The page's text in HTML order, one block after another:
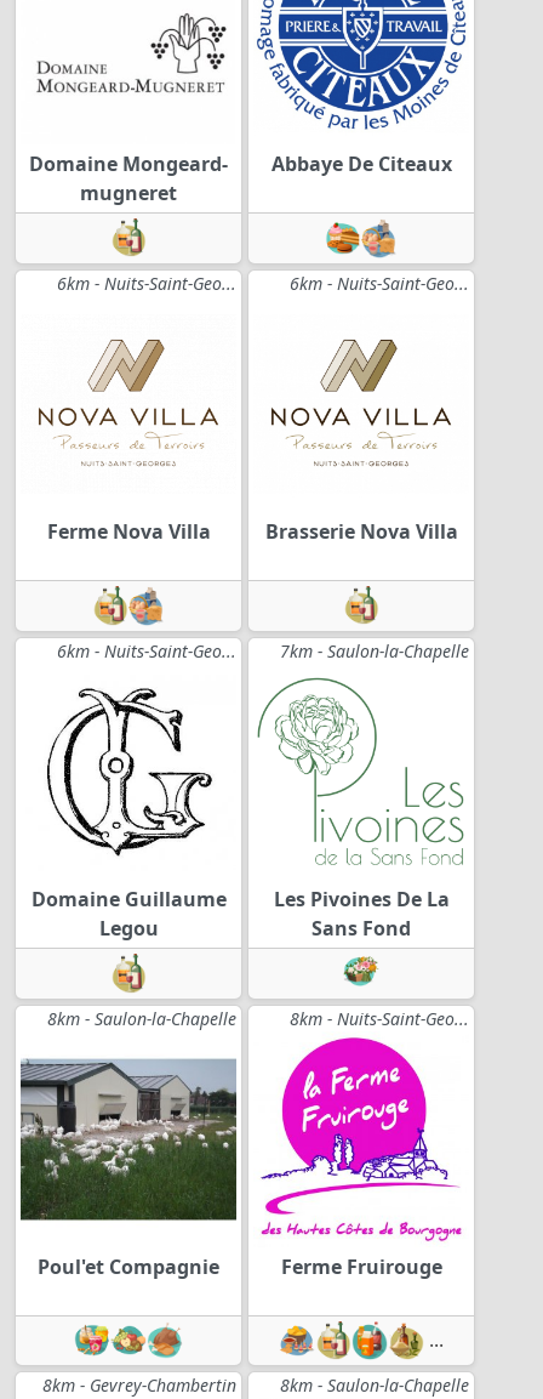
Domaine Mongeard-
mugneret
Abbaye De Citeaux
6km - Nuits-Saint-Geo...
Ferme Nova Villa
6km - Nuits-Saint-Geo...
Brasserie Nova Villa
6km - Nuits-Saint-Geo...
Domaine Guillaume
Legou
7km - Saulon-la-Chapelle
Les Pivoines De La
Sans Fond
8km - Saulon-la-Chapelle
Poul'et Compagnie
8km - Nuits-Saint-Geo...
Ferme Fruirouge
...
8km - Gevrey-Chambertin 8km - Saulon-la-Chapelle